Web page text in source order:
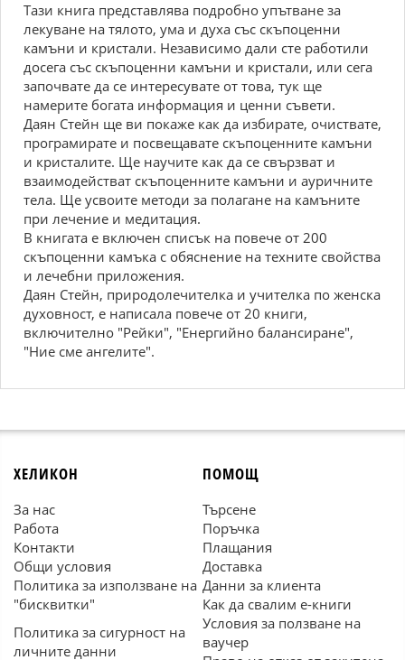
Тази книга представлява подробно упътване за
лекуване на тялото, ума и духа със скъпоценни
камъни и кристали. Независимо дали сте работили
досега със скъпоценни камъни и кристали, или сега
започвате да се интересувате от това, тук ще
намерите богата информация и ценни съвети.
Даян Стейн ще ви покаже как да избирате, очиствате,
програмирате и посвещавате скъпоценните камъни
и кристалите. Ще научите как да се свързват и
взаимодействат скъпоценните камъни и ауричните
тела. Ще усвоите методи за полагане на камъните
при лечение и медитация.
В книгата е включен списък на повече от 200
скъпоценни камъка с обяснение на техните свойства
и лечебни приложения.
Даян Стейн, природолечителка и учителка по женска
духовност, е написала повече от 20 книги,
включително "Рейки", "Енергийно балансиране",
"Ние сме ангелите".
ХЕЛИКОН
За нас
Работа
Контакти
Общи условия
Политика за използване на
"бисквитки"
Политика за сигурност на
личните данни
ПОМОЩ
Търсене
Поръчка
Плащания
Доставка
Данни за клиента
Как да свалим е-книги
Условия за ползване на
ваучер